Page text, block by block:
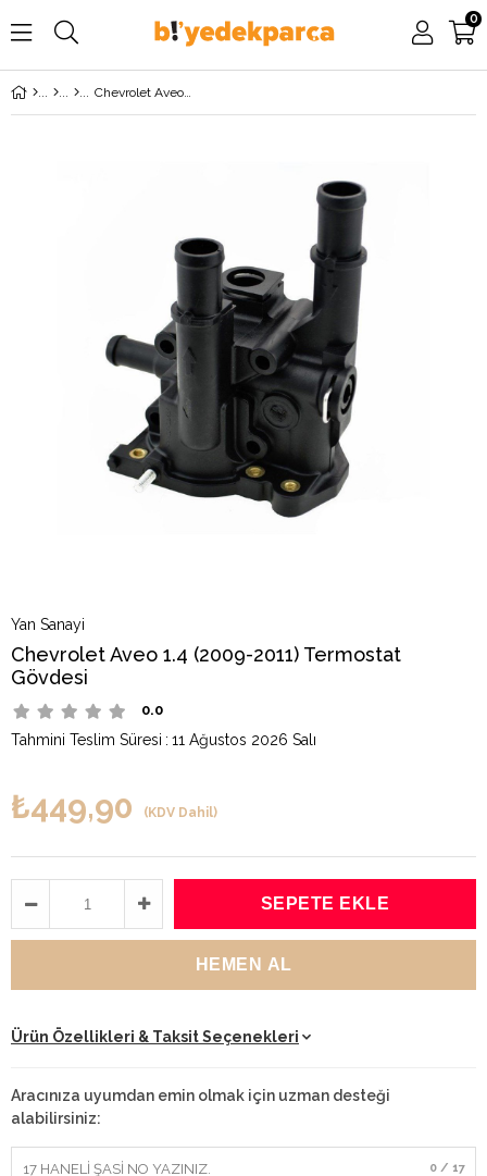
0
Chevrolet Aveo 1.4 (2009-2011) Termostat Gövdesi
Yan Sanayi
Chevrolet Aveo 1.4 (2009-2011) Termostat
Gövdesi
0.0
Tahmini Teslim Süresi : 11 Ağustos 2026 Salı
₺449,90 (KDV Dahil)
Ürün Özellikleri & Taksit Seçenekleri
Aracınıza uyumdan emin olmak için uzman desteği
alabilirsiniz:
0 / 17